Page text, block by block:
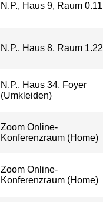
N.P., Haus 9, Raum 0.11
N.P., Haus 8, Raum 1.22
N.P., Haus 34, Foyer
(Umkleiden)
Zoom Online-
Konferenzraum (Home)
Zoom Online-
Konferenzraum (Home)